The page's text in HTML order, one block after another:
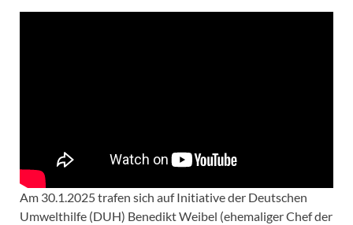
Am 30.1.2025 trafen sich auf Initiative der Deutschen
Umwelthilfe (DUH) Benedikt Weibel (ehemaliger Chef der